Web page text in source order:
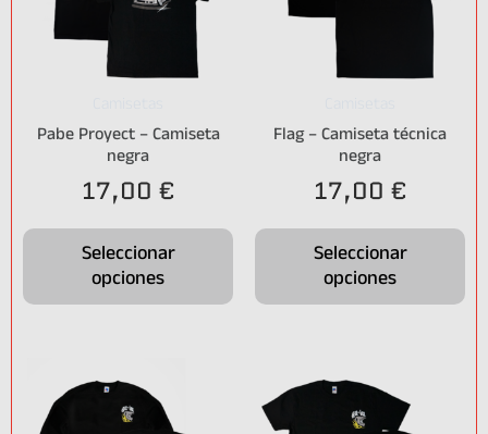
Pabe Proyect – Camiseta
negra
17,00 €
Seleccionar
opciones
Flag – Camiseta técnica
negra
17,00 €
Seleccionar
opciones